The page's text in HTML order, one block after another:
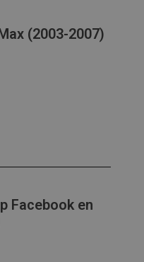
(2003-2007)
Facebook en